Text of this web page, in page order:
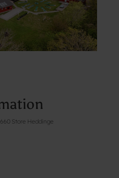
Store Heddinge